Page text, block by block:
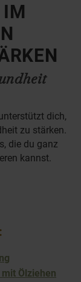
IM
dich,
zu stärken.
die du ganz
kannst.
Ölziehen